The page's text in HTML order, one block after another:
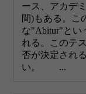
ース、アカデ
間)もある。こ
な"Abitur"とい
れる。このテ
否が決定され
い。 ...